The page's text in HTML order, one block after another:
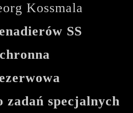
Kossmala
SS
zadań specjalnych